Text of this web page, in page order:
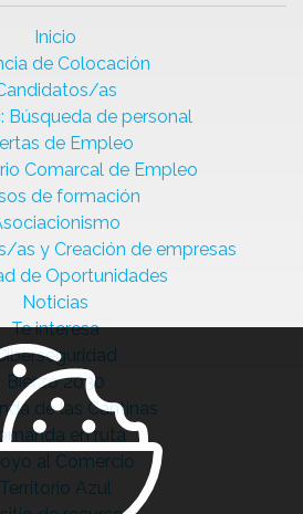
Inicio
de Colocación
as
Búsqueda de personal
de Empleo
Comarcal de Empleo
de formación
as y Creación de empresas
de Oportunidades
Noticias
Te interesa
Bierzo 2030
de las Cantinas
en ruta
al Comercio
Territorio Azul